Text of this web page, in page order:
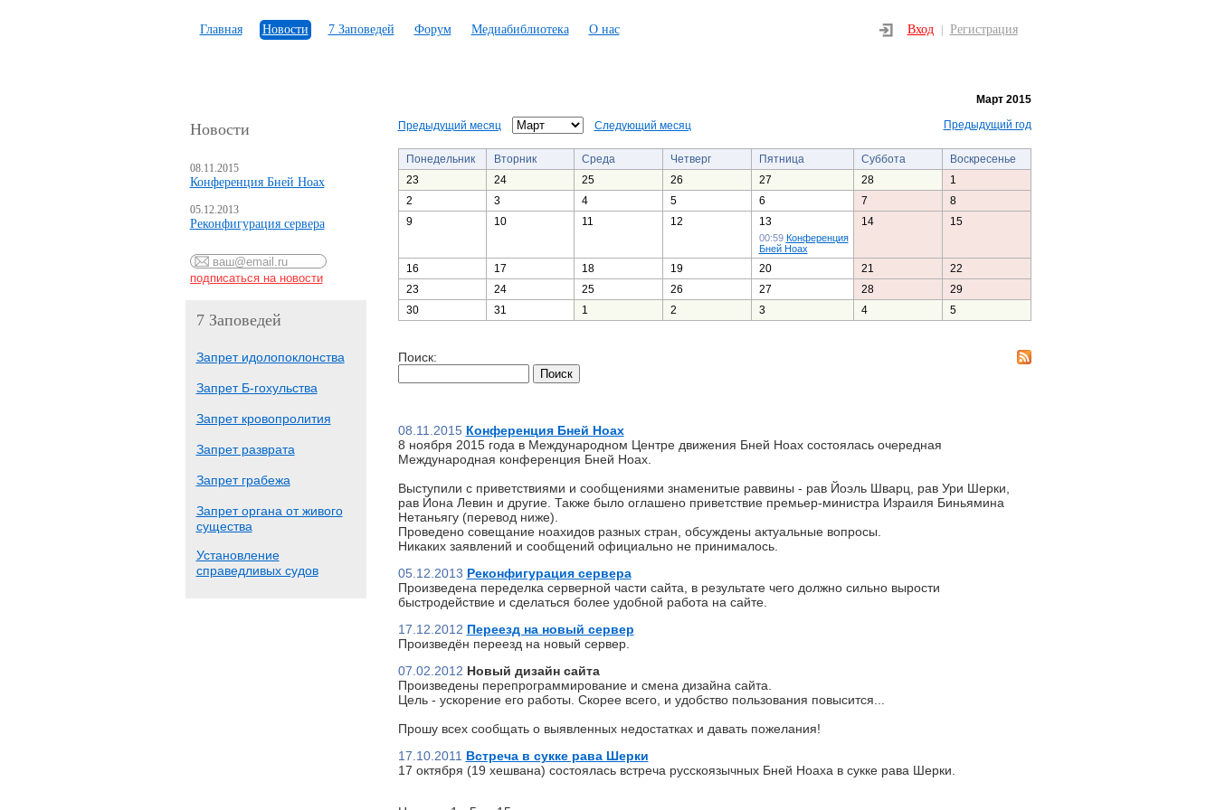
Главная Новости 7 Заповедей Форум Медиабиблиотека О нас Вход Регистрация
Новости
08.11.2015
Конференция Бней Ноах
05.12.2013
Реконфигурация сервера
7 Заповедей
Запрет идолопоклонства
Запрет Б-гохульства
Запрет кровопролития
Запрет разврата
Запрет грабежа
Запрет органа от живого
существа
Установление
справедливых судов
Март 2015
Предыдущий месяц Следующий месяц Предыдущий год
Понедельник Вторник Среда Четверг Пятница Суббота
Воскресенье
23
24 25 26 27 28
1
2
3 4 5 6 7
8
9
10 11 12 13
00:59 Конференция
Бней Ноах
14 15
16 17 18 19 20 21
22
23
24 25 26 27 28
29
30
31 1 2 3 4 5
Поиск:
08.11.2015 Конференция Бней Ноах
8 ноября 2015 года в Международном Центре движения Бней Ноах состоялась очередная
Международная конференция Бней Ноах.
Выступили с приветствиями и сообщениями знаменитые раввины - рав Йоэль Шварц, рав Ури Шерки,
рав Йона Левин и другие. Также было оглашено приветствие премьер-министра Израиля Биньямина
Нетаньягу (перевод ниже).
Проведено совещание ноахидов разных стран, обсуждены актуальные вопросы.
Никаких заявлений и сообщений официально не принималось.
05.12.2013 Реконфигурация сервера
Произведена переделка серверной части сайта, в результате чего должно сильно вырости
быстродействие и сделаться более удобной работа на сайте.
17.12.2012 Переезд на новый сервер
Произведён переезд на новый сервер.
07.02.2012 Новый дизайн сайта
Произведены перепрограммирование и смена дизайна сайта.
Цель - ускорение его работы. Скорее всего, и удобство пользования повысится...
Прошу всех сообщать о выявленных недостатках и давать пожелания!
17.10.2011 Встреча в сукке рава Шерки
17 октября (19 хешвана) состоялась встреча русскоязычных Бней Ноаха в сукке рава Шерки.